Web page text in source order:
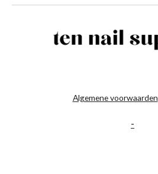
Algemene voorwaarden
-